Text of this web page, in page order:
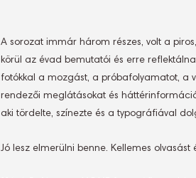
A sorozat immár három részes, volt a
körül az évad bemutatói és erre
fotókkal a mozgást, a próbafolyamatot, a
rendezői meglátásokat és
aki tördelte, színezte és a typográfiával
Jó lesz elmerülni benne. Kellemes